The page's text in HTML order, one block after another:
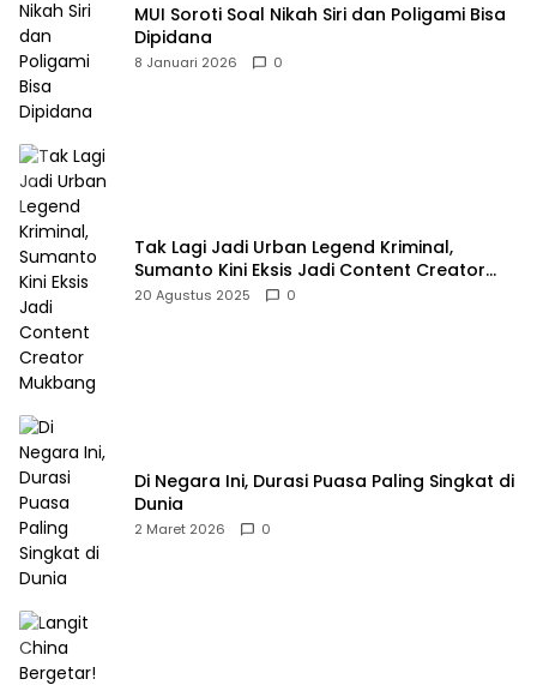
MUI Soroti Soal Nikah Siri dan Poligami Bisa
Dipidana
8 Januari 2026 0
Tak Lagi Jadi Urban Legend Kriminal,
Sumanto Kini Eksis Jadi Content Creator
Mukbang
20 Agustus 2025 0
Di Negara Ini, Durasi Puasa Paling Singkat di
Dunia
2 Maret 2026 0